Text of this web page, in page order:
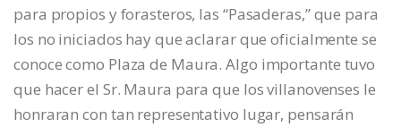
para propios y forasteros, las “Pasaderas,” que para
los no iniciados hay que aclarar que oficialmente se
conoce como Plaza de Maura. Algo importante tuvo
que hacer el Sr. Maura para que los villanovenses le
honraran con tan representativo lugar, pensarán